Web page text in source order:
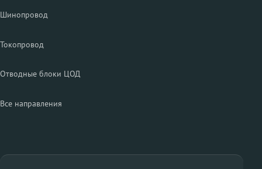
Шинопровод
Токопровод
Отводные блоки ЦОД
Все направления